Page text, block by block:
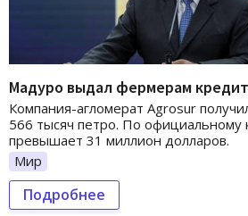
Мадуро выдал фермерам
Компания-агломерат Agrosur
566 тысяч петро. По официальному
превышает 31 миллион долларов.
Мир
Подробнее